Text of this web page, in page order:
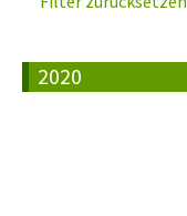
2020